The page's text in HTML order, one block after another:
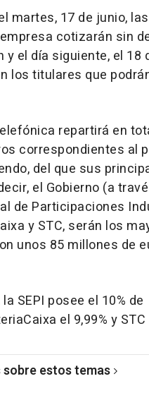
martes, 17 de junio, las
cotizarán sin
el día siguiente, el 18
los titulares que
repartirá en
correspondientes al
del que sus
el Gobierno (a
de Participaciones
y STC, serán los
unos 85 millones de
SEPI posee el 10% de
el 9,99% y STC
estos temas